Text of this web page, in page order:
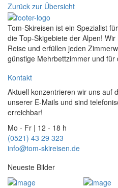
Zurück zur Übersicht
Tom-Skireisen ist ein Spezialist
die Top-Skigebiete der Alpen!
Reise und erfüllen jeden
günstige Mehrbettzimmer und
Kontakt
Aktuell konzentrieren wir uns auf
unserer E-Mails und sind
erreichbar!
Mo - Fr | 12 - 18 h
(0521) 43 29 323
info@tom-skireisen.de
Neueste Bilder